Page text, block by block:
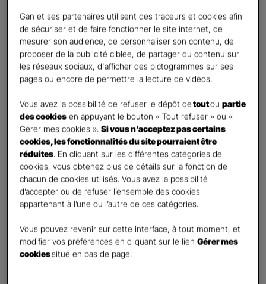
Quels sont vos besoins ?
Préparer ma retraite
Percevoir un complément de revenu régulier à la
retraite
Percevoir un capital
Etes-vous déjà titulaire d’un contrat Retraite ? *
Oui
Non
Quel est votre statut professionnel ? *
TNS (Travailleur non salarié)
Salarié
Autre
Le saviez-vous ?
Gan et ses partenaires utilisent des traceurs et cookies afin
de sécuriser et de faire fonctionner le site internet, de
mesurer son audience, de personnaliser son contenu, de
proposer de la publicité ciblée, de partager du contenu sur
les réseaux sociaux, d'afficher des pictogrammes sur ses
pages ou encore de permettre la lecture de vidéos.
Vous avez la possibilité de refuser le dépôt detoutoupartie
des cookies en appuyant le bouton « Tout refuser » ou «
Gérer mes cookies ».Si vous n’acceptez pas certains
cookies, les fonctionnalités du site pourraient être
réduites . En cliquant sur les différentes catégories de
cookies, vous obtenez plus de détails sur la fonction de
chacun de cookies utilisés. Vous avez la possibilité
d’accepter ou de refuser l’ensemble des cookies
appartenant à l’une ou l’autre de ces catégories.
Vous pouvez revenir sur cette interface, à tout moment, et
modifier vos préférences en cliquant sur le lienGérer mes
cookiessitué en bas de page.